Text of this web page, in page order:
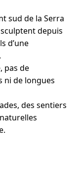
sud de la Serra
depuis
d’une
pas de
ni de longues
des sentiers